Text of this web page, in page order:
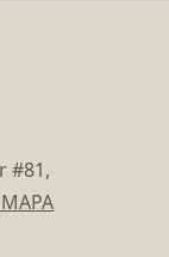
#81,